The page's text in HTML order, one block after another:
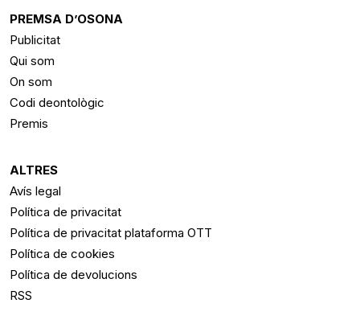
PREMSA D’OSONA
Publicitat
Qui som
On som
Codi deontològic
Premis
ALTRES
Avís legal
Política de privacitat
Política de privacitat plataforma OTT
Política de cookies
Política de devolucions
RSS